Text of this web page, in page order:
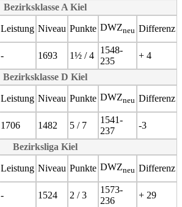
Bezirksklasse A Kiel
Leistung Niveau Punkte DWZneu Differenz
- 1693 1½ / 4
1548-
235
+ 4
Bezirksklasse D Kiel
Leistung Niveau Punkte DWZneu Differenz
1706 1482 5 / 7
1541-
237
-3
Bezirksliga Kiel
Leistung Niveau Punkte DWZneu Differenz
- 1524 2 / 3
1573-
236
+ 29